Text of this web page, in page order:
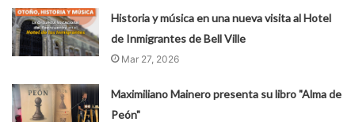
Historia y música en una nueva visita al Hotel
de Inmigrantes de Bell Ville
Mar 27, 2026
Maximiliano Mainero presenta su libro "Alma de
Peón"